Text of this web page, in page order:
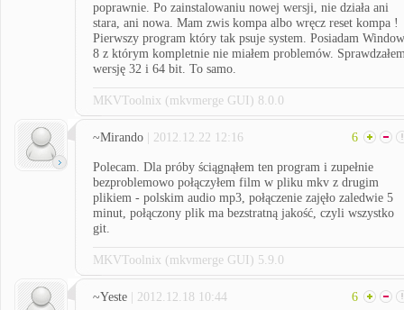
poprawnie. Po zainstalowaniu nowej wersji, nie działa ani
stara, ani nowa. Mam zwis kompa albo wręcz reset kompa !
Pierwszy program który tak psuje system. Posiadam
8 z którym kompletnie nie miałem problemów.
wersję 32 i 64 bit. To samo.
MKVToolnix (mkvmerge GUI) 8.0.0
~Mirando | 2012.12.22 12:16 6
Polecam. Dla próby ściągnąłem ten program i zupełnie
bezproblemowo połączyłem film w pliku mkv z drugim
plikiem - polskim audio mp3, połączenie zajęło zaledwie 5
minut, połączony plik ma bezstratną jakość, czyli wszystko
git.
MKVToolnix (mkvmerge GUI) 5.9.0
~Yeste | 2012.12.18 10:44 6